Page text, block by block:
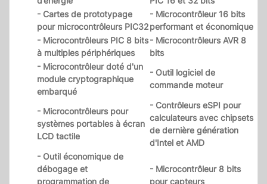
- Cartes de prototypage
pour microcontrôleurs PIC32
- Microcontrôleur 16 bits
performant et économique
- Microcontrôleurs PIC 8 bits
à multiples périphériques
- Microcontrôleurs AVR 8
bits
- Microcontrôleur doté d'un
module cryptographique
embarqué
- Outil logiciel de
commande moteur
- Microcontrôleurs pour
systèmes portables à écran
LCD tactile
- Contrôleurs eSPI pour
calculateurs avec chipsets
de dernière génération
d'Intel et AMD
- Outil économique de
débogage et
programmation de
- Microcontrôleur 8 bits
pour capteurs